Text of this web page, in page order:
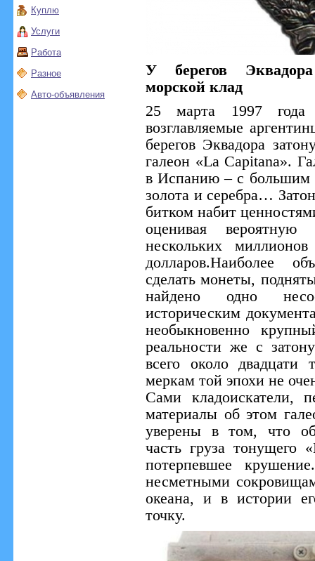
Куплю
Услуги
Работа
Разное
Авто-объявления
У берегов
морской клад
25 марта 1997 года
возглавляемые
берегов Эквадора
галеон «La Capitana».
в Испанию – с большим
золота и серебра…
битком набит
оценивая
нескольких
долларов.Наиболее
сделать монеты,
найдено одно
историческим
необыкновенно
реальности же с
всего около
меркам той эпохи не
Сами кладоискатели,
материалы об этом
уверены в том, что
часть груза тонущего
потерпевшее
несметными
океана, и в истории
точку.